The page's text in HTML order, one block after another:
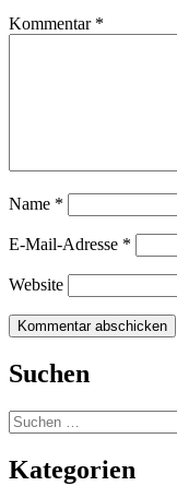
Kommentar *
Name *
E-Mail-Adresse *
Website
Suchen
Suchen
nach:
Kategorien